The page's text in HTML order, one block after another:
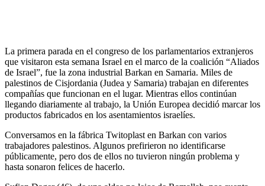
La primera parada en el congreso de los parlamentarios extranjeros
que visitaron esta semana Israel en el marco de la coalición “Aliados
de Israel”, fue la zona industrial Barkan en Samaria. Miles de
palestinos de Cisjordania (Judea y Samaria) trabajan en diferentes
compañías que funcionan en el lugar. Mientras ellos continúan
llegando diariamente al trabajo, la Unión Europea decidió marcar los
productos fabricados en los asentamientos israelíes.
Conversamos en la fábrica Twitoplast en Barkan con varios
trabajadores palestinos. Algunos prefirieron no identificarse
públicamente, pero dos de ellos no tuvieron ningún problema y
hasta sonaron felices de hacerlo.